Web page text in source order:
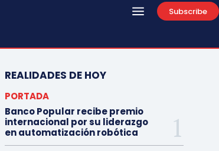
Subscribe
REALIDADES DE HOY
PORTADA
Banco Popular recibe premio
internacional por su liderazgo
en automatización robótica